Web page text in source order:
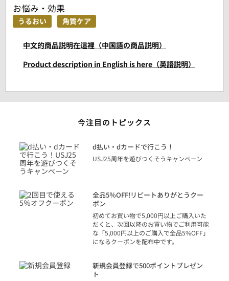
お悩み・効果
うるおい 角質ケア
中文的商品説明在這裡（中国語の商品説明）
Product description in English is here（英語説明）
今注目のトピックス
d払い・dカードで行こう！
USJ25周年を遊びつくそうキャンペーン
全品5％OFF!リピートありがとうクー
ポン
初めてお買い物で5,000円以上ご購入いた
だくと、次回以降のお買い物でご利用可能
な「5,000円以上のご購入で全品5%OFF」
になるクーポンを配布中です。
新規会員登録で500ポイントプレゼン
ト